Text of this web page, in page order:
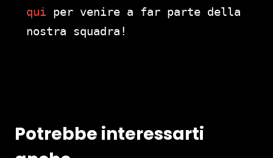
qui per venire a far parte della
nostra squadra!
Potrebbe interessarti